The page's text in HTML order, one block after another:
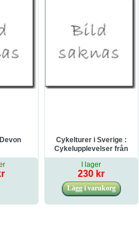
Cykelturer i Sverige :
Cykelupplevelser från
Trelleborg i söder till
Lappland i norr
I lager
230 kr